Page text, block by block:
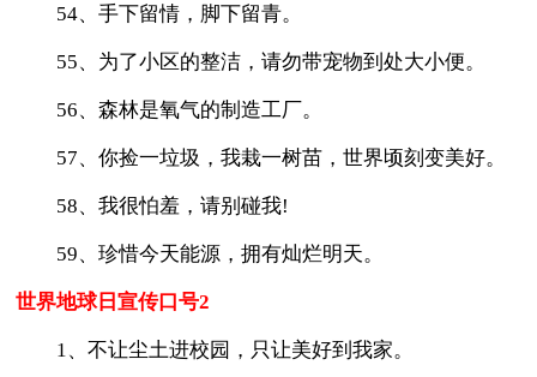
54、手下留情，脚下留青。
55、为了小区的整洁，请勿带宠物到处大小便。
56、森林是氧气的制造工厂。
57、你捡一垃圾，我栽一树苗，世界顷刻变美好。
58、我很怕羞，请别碰我!
59、珍惜今天能源，拥有灿烂明天。
世界地球日宣传口号2
1、不让尘土进校园，只让美好到我家。